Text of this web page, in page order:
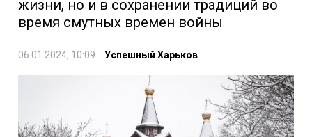
жизни, но и в сохранении традиций во
время смутных времен войны
06.01.2024, 10:09 Успешный Харьков